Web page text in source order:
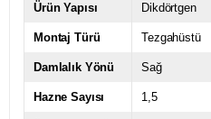
Ürün Yapısı Dikdörtgen
Montaj Türü Tezgahüstü
Damlalık Yönü Sağ
Hazne Sayısı 1,5